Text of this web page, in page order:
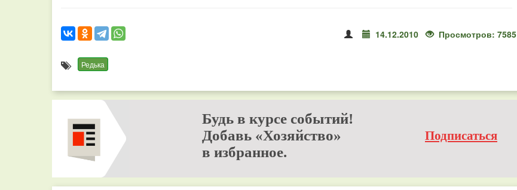
14.12.2010 Просмотров: 7585
Редька
Будь в курсе событий!
Добавь «Хозяйство»
в избранное.
Подписаться